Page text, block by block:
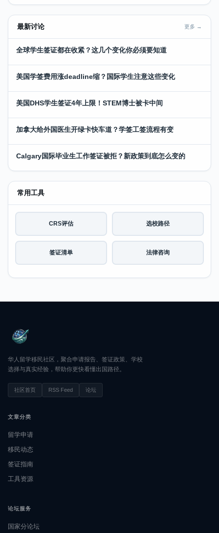
最新讨论 更多 →
全球学生签证都在收紧？这几个变化你必须要知道
美国学签费用涨deadline缩？国际学生注意这些变化
美国DHS学生签证4年上限！STEM博士被卡中间
加拿大给外国医生开绿卡快车道？学签工签流程有变
Calgary国际毕业生工作签证被拒？新政策到底怎么变的
常用工具
CRS评估 选校路径
签证清单 法律咨询
华人留学移民社区，聚合申请报告、签证政策、学校
选择与真实经验，帮助你更快看懂出国路径。
社区首页 RSS Feed 论坛
文章分类
留学申请
移民动态
签证指南
工具资源
论坛服务
国家分论坛